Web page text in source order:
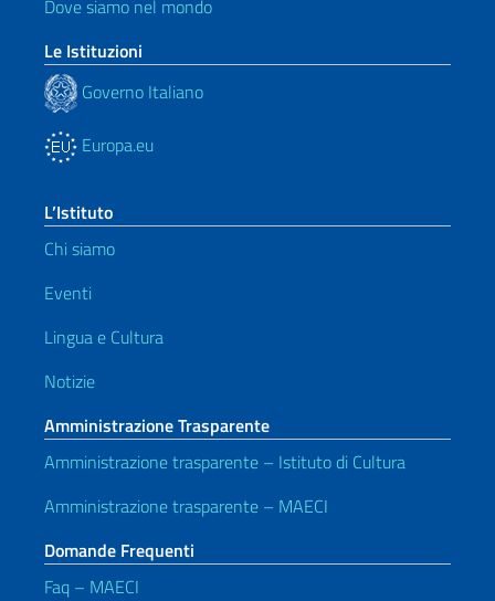
Dove siamo nel mondo
Le Istituzioni
Governo Italiano
Europa.eu
L’Istituto
Chi siamo
Eventi
Lingua e Cultura
Notizie
Amministrazione Trasparente
Amministrazione trasparente – Istituto di Cultura
Amministrazione trasparente – MAECI
Domande Frequenti
Faq – MAECI